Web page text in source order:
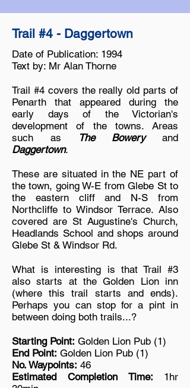
Trail #4 - Daggertown
Date of Publication: 1994
Text by: Mr Alan Thorne
Trail #4 covers the really old parts of
Penarth that appeared during the
early days of the Victorian's
development of the towns. Areas
such as
The Boweryand
Daggertown.
These are situated in the NE part of
the town, going W-E from Glebe St to
the eastern cliff and N-S from
Northcliffe to Windsor Terrace. Also
covered are St Augustine's Church,
Headlands School and shops around
Glebe St & Windsor Rd.
What is interesting is that Trail #3
also starts at the Golden Lion inn
(where this trail starts and ends).
Perhaps you can stop for a pint in
between doing both trails...?
Starting Point: Golden Lion Pub (1)
End Point: Golden Lion Pub (1)
No. Waypoints: 46
Estimated Completion Time: 1hr